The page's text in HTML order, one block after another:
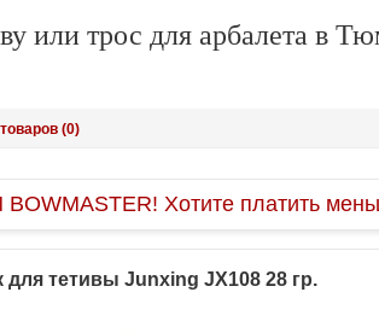
или трос для арбалета в
(0)
Хотите платить
для тетивы Junxing JX108 28 гр.